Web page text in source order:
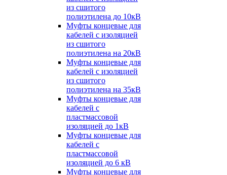
из сшитого
полиэтилена до 10кВ
Муфты концевые для
кабелей с изоляцией
из сшитого
полиэтилена на 20кВ
Муфты концевые для
кабелей с изоляцией
из сшитого
полиэтилена на 35кВ
Муфты концевые для
кабелей с
пластмассовой
изоляцией до 1кВ
Муфты концевые для
кабелей с
пластмассовой
изоляцией до 6 кВ
Муфты концевые для